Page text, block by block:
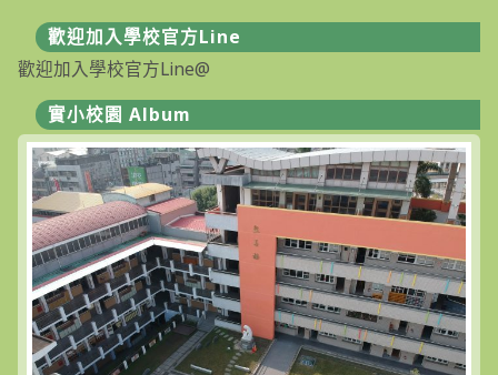
歡迎加入學校官方Line
歡迎加入學校官方Line@
實小校園 Album